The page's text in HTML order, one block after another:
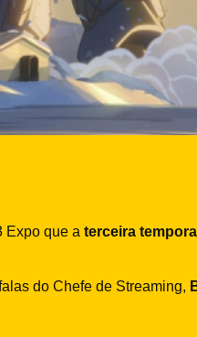
Expo que a terceira
do Chefe de Streaming,